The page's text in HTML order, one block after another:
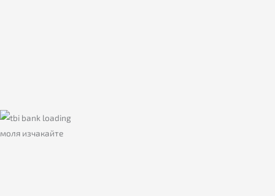
моля изчакайте